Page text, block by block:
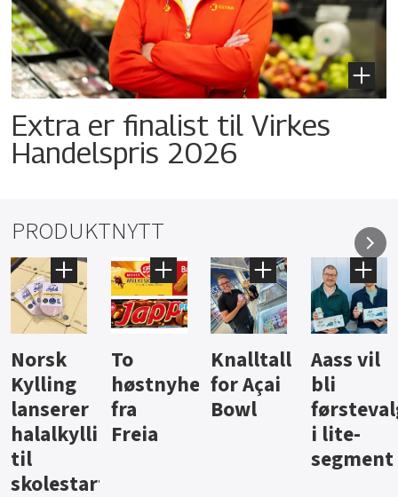
Extra er finalist til Virkes
Handelspris 2026
PRODUKTNYTT
Knalltall
for Açai
Bowl
Aass vil
bli
førstevalg
i lite-
Brus og
jus fra
Berentsen
Hard
iste fra
Hansa